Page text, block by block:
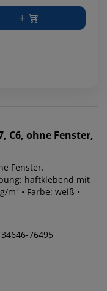
C6, ohne Fenster,
Fenster.
haftklebend mit
• Farbe: weiß •
76495